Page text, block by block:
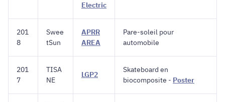
Electric
201
8
Swee
tSun
APRR
AREA
Pare-soleil pour
automobile
201
7
TISA
NE
LGP2
Skateboard en
biocomposite - Poster